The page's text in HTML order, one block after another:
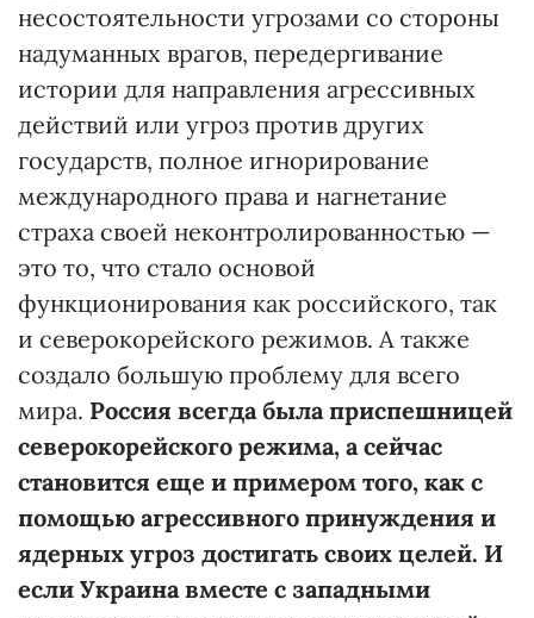
несостоятельности угрозами со стороны
надуманных врагов, передергивание
истории для направления агрессивных
действий или угроз против других
государств, полное игнорирование
международного права и нагнетание
страха своей неконтролированностью —
это то, что стало основой
функционирования как российского, так
и северокорейского режимов. А также
создало большую проблему для всего
мира. Россия всегда была приспешницей
северокорейского режима, а сейчас
становится еще и примером того, как с
помощью агрессивного принуждения и
ядерных угроз достигать своих целей. И
если Украина вместе с западными